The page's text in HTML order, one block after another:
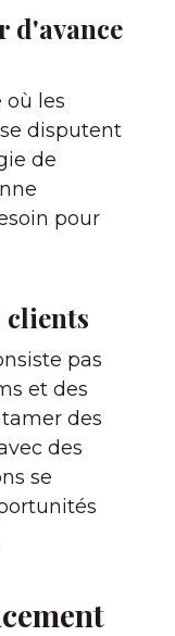
d'avance
où les
disputent
de
pour
clients
pas
et des
des
des
se